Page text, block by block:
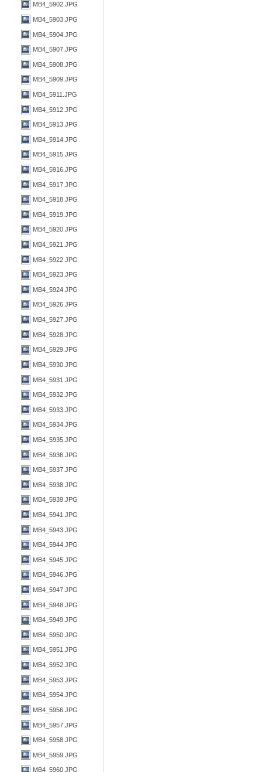
MB4_5902.JPG
MB4_5903.JPG
MB4_5904.JPG
MB4_5907.JPG
MB4_5908.JPG
MB4_5909.JPG
MB4_5911.JPG
MB4_5912.JPG
MB4_5913.JPG
MB4_5914.JPG
MB4_5915.JPG
MB4_5916.JPG
MB4_5917.JPG
MB4_5918.JPG
MB4_5919.JPG
MB4_5920.JPG
MB4_5921.JPG
MB4_5922.JPG
MB4_5923.JPG
MB4_5924.JPG
MB4_5926.JPG
MB4_5927.JPG
MB4_5928.JPG
MB4_5929.JPG
MB4_5930.JPG
MB4_5931.JPG
MB4_5932.JPG
MB4_5933.JPG
MB4_5934.JPG
MB4_5935.JPG
MB4_5936.JPG
MB4_5937.JPG
MB4_5938.JPG
MB4_5939.JPG
MB4_5941.JPG
MB4_5943.JPG
MB4_5944.JPG
MB4_5945.JPG
MB4_5946.JPG
MB4_5947.JPG
MB4_5948.JPG
MB4_5949.JPG
MB4_5950.JPG
MB4_5951.JPG
MB4_5952.JPG
MB4_5953.JPG
MB4_5954.JPG
MB4_5956.JPG
MB4_5957.JPG
MB4_5958.JPG
MB4_5959.JPG
MB4_5960.JPG